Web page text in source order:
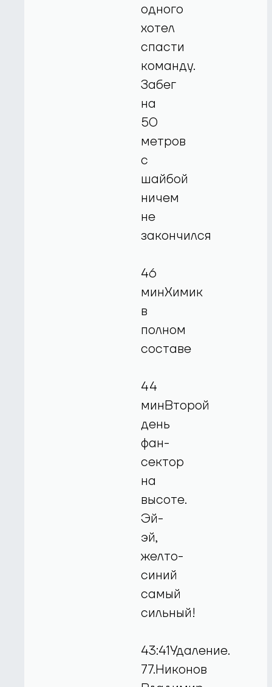
одного
хотел
спасти
команду.
Забег
на
50
метров
с
шайбой
ничем
не
закончился
46
минХимик
в
полном
составе
44
минВторой
день
фан-
сектор
на
высоте.
Эй-
эй,
желто-
синий
самый
сильный!
43:41Удаление.
77.Никонов